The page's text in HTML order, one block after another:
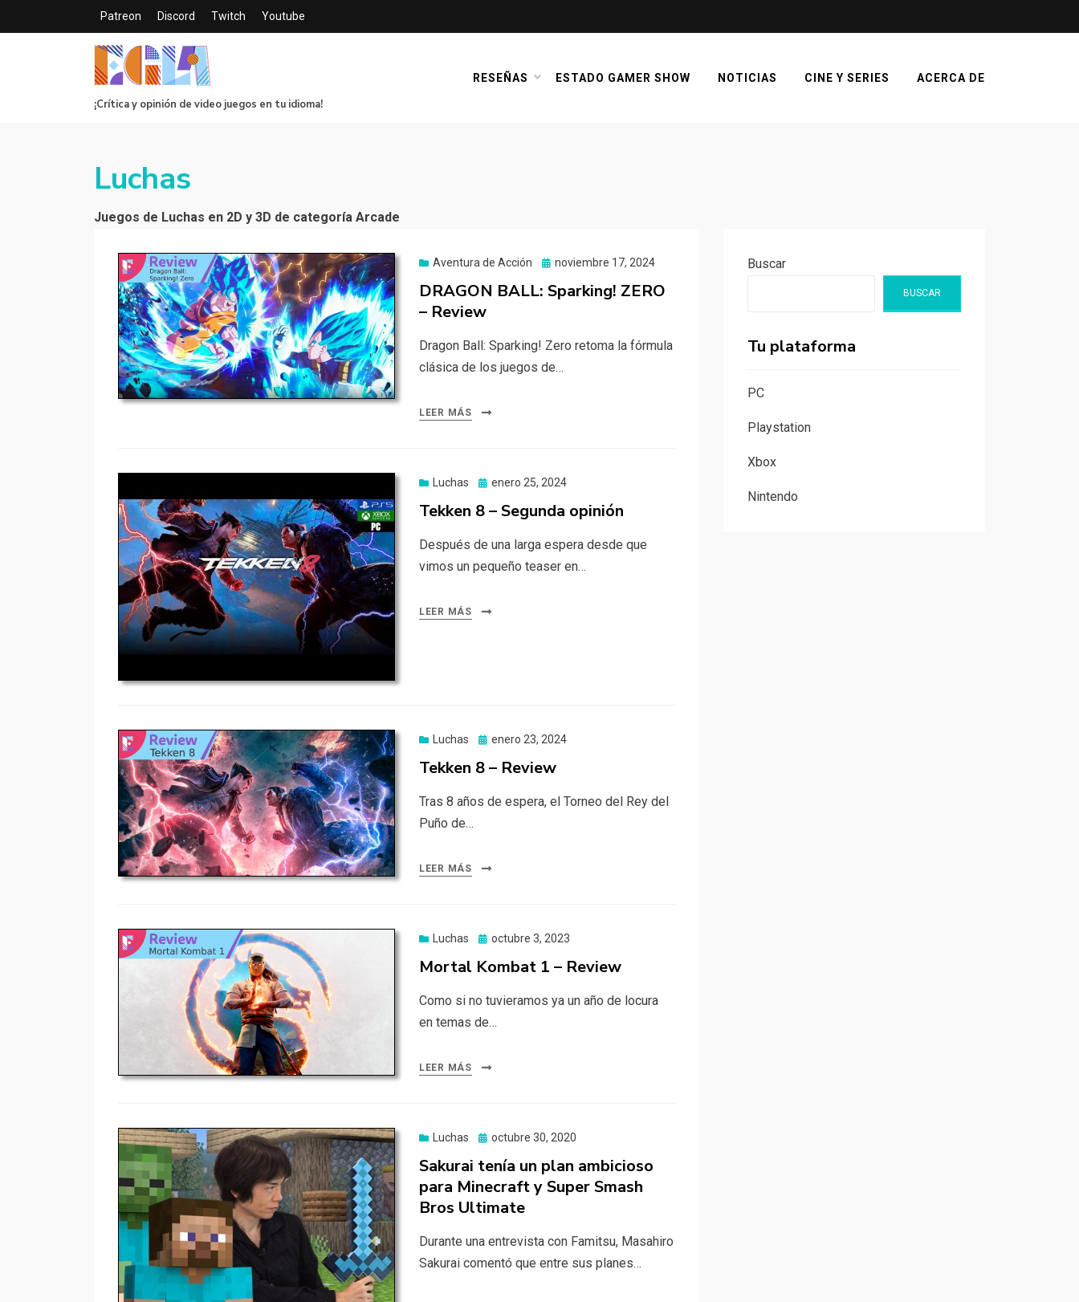
Patreon Discord Twitch Youtube
¡Crítica y opinión de video juegos en tu idioma!
RESEÑAS ESTADO GAMER SHOW NOTICIAS CINE Y SERIES ACERCA DE
Luchas
Juegos de Luchas en 2D y 3D de categoría Arcade
Aventura de Acción
Publicado
noviembre 17, 2024
DRAGON BALL: Sparking! ZERO
– Review
Dragon Ball: Sparking! Zero retoma la fórmula
clásica de los juegos de…
LEER MÁS
Luchas
Publicado
enero 25, 2024
Tekken 8 – Segunda opinión
Después de una larga espera desde que
vimos un pequeño teaser en…
LEER MÁS
Luchas
Publicado
el
enero 23, 2024
Tekken 8 – Review
Tras 8 años de espera, el Torneo del Rey del
Puño de…
LEER MÁS
Luchas
Publicado
el
octubre 3, 2023
Mortal Kombat 1 – Review
Como si no tuvieramos ya un año de locura
en temas de…
LEER MÁS
Luchas
Publicado
octubre 30, 2020
Sakurai tenía un plan ambicioso
para Minecraft y Super Smash
Bros Ultimate
Durante una entrevista con Famitsu, Masahiro
Sakurai comentó que entre sus planes…
Buscar
BUSCAR
Tu plataforma
PC
Playstation
Xbox
Nintendo